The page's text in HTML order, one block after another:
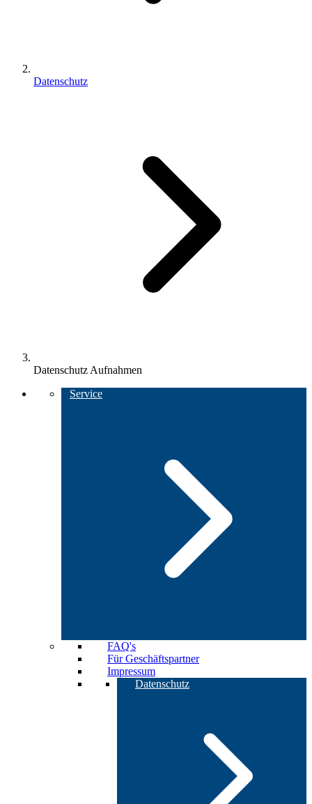
Datenschutz
Datenschutz Aufnahmen
Service
FAQ's
Für Geschäftspartner
Impressum
Datenschutz